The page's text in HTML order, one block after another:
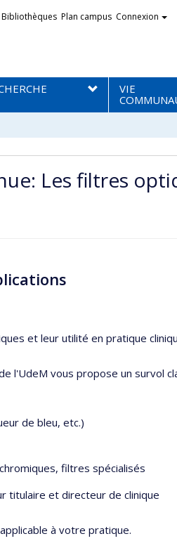
Bibliothèques Plan campus Connexion
VIE
Les filtres
et leur utilité en pratique
l'UdeM vous propose un survol
de bleu, etc.)
filtres spécialisés
titulaire et directeur de clinique
à votre pratique.